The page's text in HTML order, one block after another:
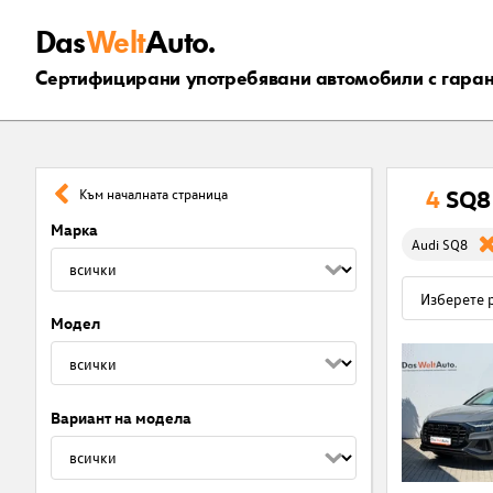
DasWeltAuto.
Сертифицирани употребявани автомобили с
Към началната страница
Марка
Модел
Вариант на модела
4
Audi SQ8